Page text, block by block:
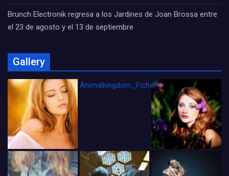
Brunch Electronik regresa a los Jardines de Joan Brossa entre
el 23 de agosto y el 13 de septiembre
Gallery
Animalkingdom_FichaCine